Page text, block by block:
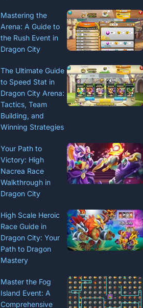
Mastering the
Arena: A Guide to
the Rush Event in
Dragon City
The Ultimate Guide
to Speed Stat in
Dragon City Arena:
Tactics, Team
Building, and
Winning Strategies
Your Path to
Victory: High
Nacrea Race
Walkthrough in
Dragon City
High Scale Heroic
Race Guide in
Dragon City: Your
Path to Dragon
Mastery
Master the Fog
Island Event: A
Comprehensive